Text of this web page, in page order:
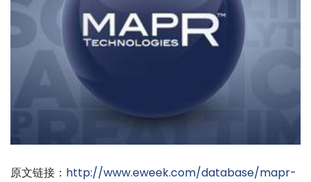
原文链接： http://www.eweek.com/database/mapr-